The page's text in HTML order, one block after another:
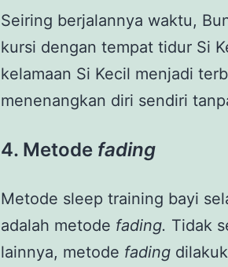
Seiring berjalannya waktu,
kursi dengan tempat tidur Si
kelamaan Si Kecil menjadi
menenangkan diri sendiri
4. Metode fading
Metode sleep training bayi
adalah metode fading. Tidak
lainnya, metode fading